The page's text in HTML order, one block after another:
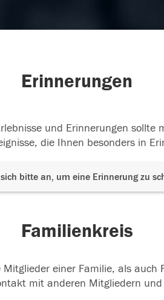
Erinnerungen
und Erinnerungen sollte
die Ihnen besonders in
bitte an, um eine Erinnerung zu
Familienkreis
einer Familie, als
mit anderen Mitgliedern